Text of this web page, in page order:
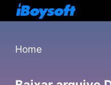
Home